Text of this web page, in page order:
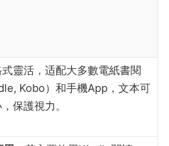
式靈活，适配大多數電紙書閱
Kobo）和手機App，文本可
保護視力。